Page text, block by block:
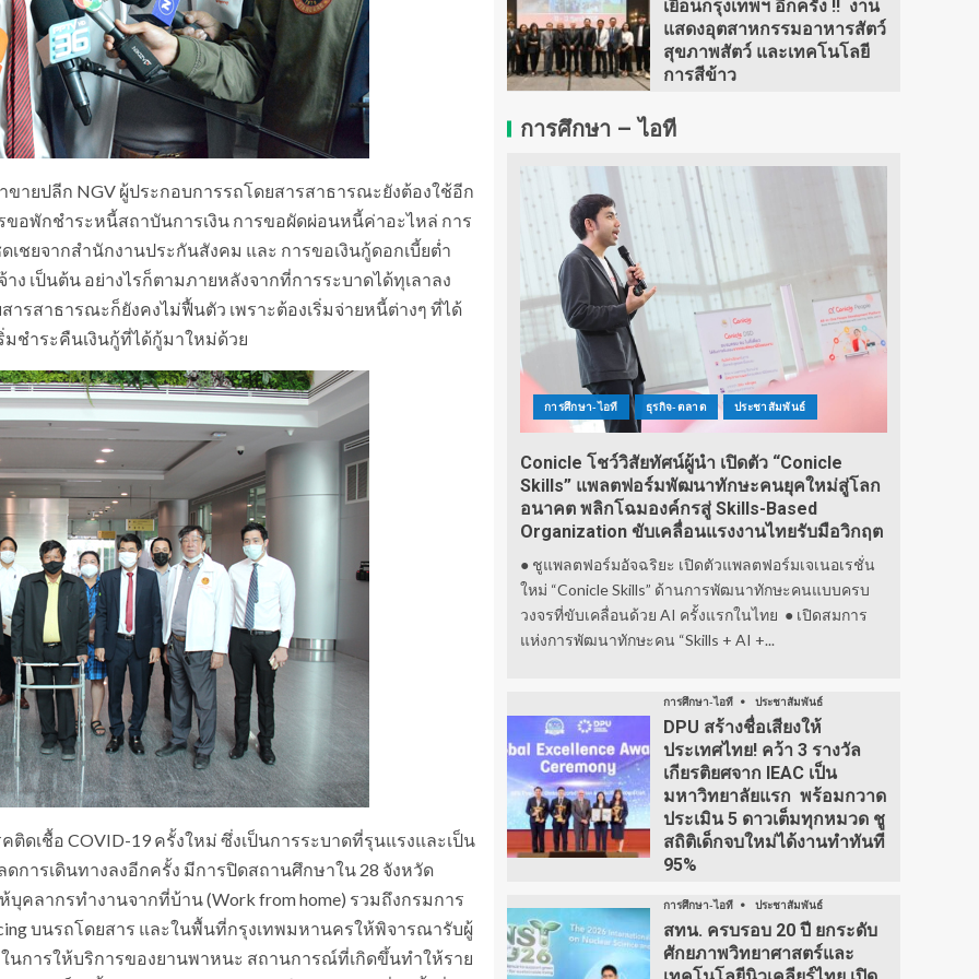
ายปลีก NGV ผู้ประกอบการรถโดยสารสาธารณะยังต้องใช้อีก
อพักชำระหนี้สถาบันการเงิน การขอผัดผ่อนหนี้ค่าอะไหล่ การ
ชยจากสำนักงานประกันสังคม และ การขอเงินกู้ดอกเบี้ยต่ำ
เป็นต้น อย่างไรก็ตามภายหลังจากที่การระบาดได้ทุเลาลง
รสาธารณะก็ยังคงไม่ฟื้นตัว เพราะต้องเริ่มจ่ายหนี้ต่างๆ ที่ได้
มชำระคืนเงินกู้ที่ได้กู้มาใหม่ด้วย
ดเชื้อ COVID-19 ครั้งใหม่ ซึ่งเป็นการระบาดที่รุนแรงและเป็น
การเดินทางลงอีกครั้ง มีการปิดสถานศึกษาใน 28 จังหวัด
คลากรทำงานจากที่บ้าน (Work from home) รวมถึงกรมการ
บนรถโดยสาร และในพื้นที่กรุงเทพมหานครให้พิจารณารับผู้
นการให้บริการของยานพาหนะ สถานการณ์ที่เกิดขึ้นทำให้ราย
เยือนกรุงเทพฯ อีกครั้ง !! งาน
แสดงอุตสาหกรรมอาหารสัตว์
สุขภาพสัตว์ และเทคโนโลยี
การสีข้าว
การศึกษา – ไอที
การศึกษา-ไอที ธุรกิจ-ตลาด ประชาสัมพันธ์
Conicle โชว์วิสัยทัศน์ผู้นำ เปิดตัว “Conicle
Skills” แพลตฟอร์มพัฒนาทักษะคนยุคใหม่สู่โลก
อนาคต พลิกโฉมองค์กรสู่ Skills-Based
Organization ขับเคลื่อนแรงงานไทยรับมือวิกฤต
● ชูแพลตฟอร์มอัจฉริยะ เปิดตัวแพลตฟอร์มเจเนอเรชั่น
ใหม่ “Conicle Skills” ด้านการพัฒนาทักษะคนแบบครบ
วงจรที่ขับเคลื่อนด้วย AI ครั้งแรกในไทย ● เปิดสมการ
แห่งการพัฒนาทักษะคน “Skills + AI +...
การศึกษา-ไอที ประชาสัมพันธ์
DPU สร้างชื่อเสียงให้
ประเทศไทย! คว้า 3 รางวัล
เกียรติยศจาก IEAC เป็น
มหาวิทยาลัยแรก พร้อมกวาด
ประเมิน 5 ดาวเต็มทุกหมวด ชู
สถิติเด็กจบใหม่ได้งานทำทันที
95%
การศึกษา-ไอที ประชาสัมพันธ์
สทน. ครบรอบ 20 ปี ยกระดับ
ศักยภาพวิทยาศาสตร์และ